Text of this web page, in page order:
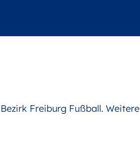
Freiburg Fußball. Weitere